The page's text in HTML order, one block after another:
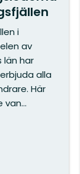
i
av
län har
alla
Här
van...